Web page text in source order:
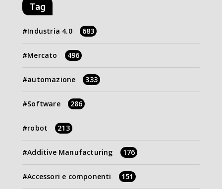
Tag
Industria 4.0 683
Mercato 496
automazione 333
Software 286
robot 213
Additive Manufacturing 176
Accessori e componenti 151